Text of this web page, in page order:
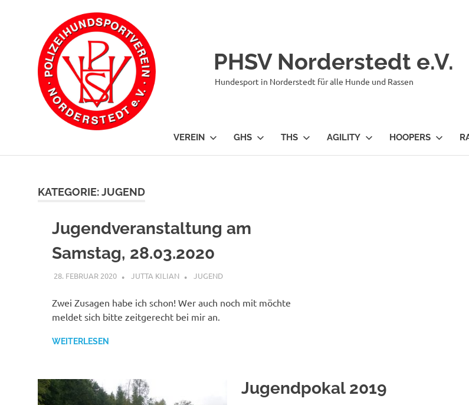
PHSV Norderstedt e.V.
Hundesport in Norderstedt für alle Hunde und Rassen
VEREIN GHS THS AGILITY HOOPERS
KATEGORIE:JUGEND
Jugendveranstaltung am
Samstag, 28.03.2020
28. FEBRUAR 2020 JUTTA KILIAN JUGEND
Zwei Zusagen habe ich schon! Wer auch noch mit möchte
meldet sich bitte zeitgerecht bei mir an.
WEITERLESEN
Jugendpokal 2019